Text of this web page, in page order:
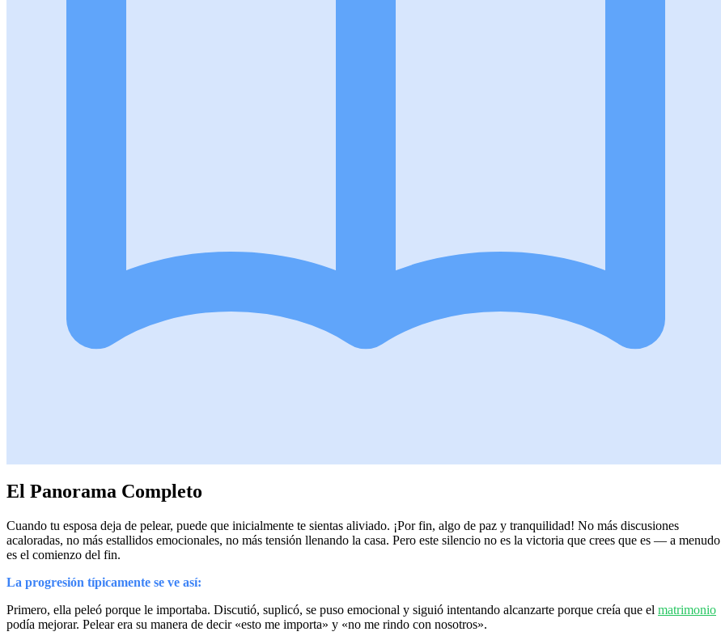
El Panorama Completo
Cuando tu esposa deja de pelear, puede que inicialmente te sientas aliviado. ¡Por fin, algo de paz y tranquilidad! No más discusiones
acaloradas, no más estallidos emocionales, no más tensión llenando la casa. Pero este silencio no es la victoria que crees que es — a menudo
es el comienzo del fin.
La progresión típicamente se ve así:
Primero, ella peleó porque le importaba. Discutió, suplicó, se puso emocional y siguió intentando alcanzarte porque creía que el matrimonio
podía mejorar. Pelear era su manera de decir «esto me importa» y «no me rindo con nosotros».